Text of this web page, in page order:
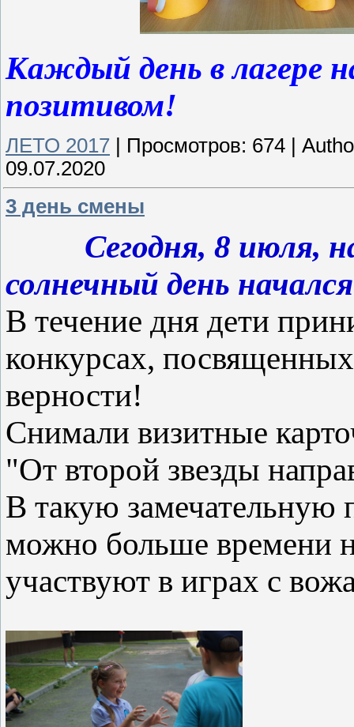
Каждый день в лагере
позитивом!
ЛЕТО 2017 Просмотров: 674
09.07.2020
3 день смены
Сегодня, 8 июля,
солнечный день
В течение дня дети
конкурсах,
верности!
Снимали визитные
"От второй звезды
В такую замечательную
можно больше времени
участвуют в играх с